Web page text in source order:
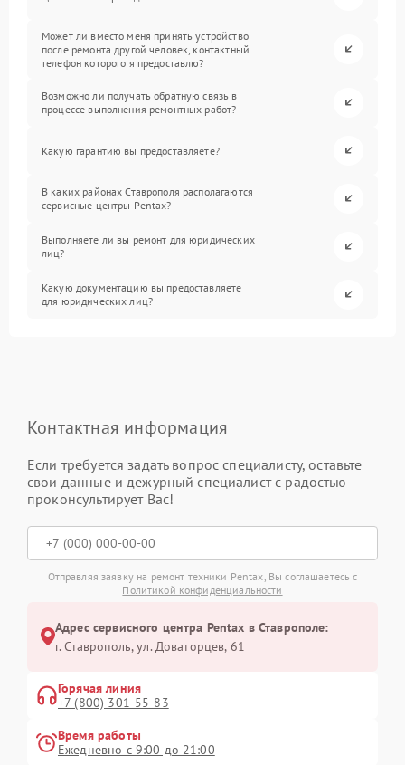
Может ли вместо меня принять устройство
после ремонта другой человек, контактный
телефон которого я предоставлю?
Возможно ли получать обратную связь в
процессе выполнения ремонтных работ?
Какую гарантию вы предоставляете?
В каких районах Ставрополя располагаются
сервисные центры Pentax?
Выполняете ли вы ремонт для юридических
лиц?
Какую документацию вы предоставляете
для юридических лиц?
Контактная информация
Если требуется задать вопрос специалисту, оставьте
свои данные и дежурный специалист с радостью
проконсультирует Вас!
Отправляя заявку на ремонт техники Pentax, Вы соглашаетесь с
Политикой конфиденциальности
Адрес сервисного центра Pentax в Ставрополе:
г. Ставрополь, ул. Доваторцев, 61
Горячая линия
+7 (800) 301-55-83
Время работы
Ежедневно с 9:00 до 21:00